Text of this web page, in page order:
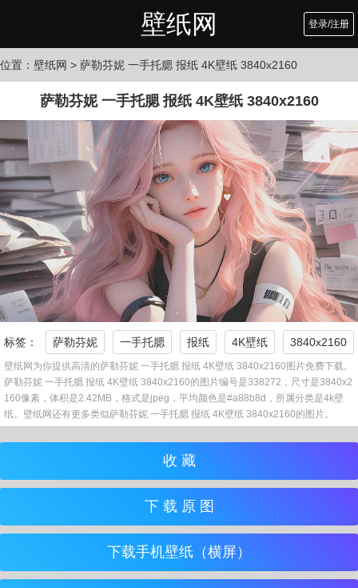
壁纸网 登录/注册
位置： 壁纸网 > 萨勒芬妮 一手托腮 报纸 4K壁纸 3840x2160
萨勒芬妮 一手托腮 报纸 4K壁纸 3840x2160
标签： 萨勒芬妮 一手托腮 报纸 4K壁纸 3840x2160
壁纸网为你提供高清的萨勒芬妮 一手托腮 报纸 4K壁纸 3840x2160图片免费下载。
萨勒芬妮 一手托腮 报纸 4K壁纸 3840x2160的图片编号是338272，尺寸是3840x2
160像素，体积是2.42MB，格式是jpeg，平均颜色是#a88b8d，所属分类是4k壁
纸。壁纸网还有更多类似萨勒芬妮 一手托腮 报纸 4K壁纸 3840x2160的图片。
收 藏
下 载 原 图
下载手机壁纸（横屏）